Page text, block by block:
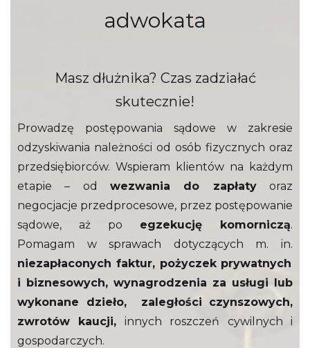
adwokata
Masz dłużnika? Czas zadziałać
skutecznie!
Prowadzę postępowania sądowe w zakresie
odzyskiwania należności od osób fizycznych oraz
przedsiębiorców. Wspieram klientów na każdym
etapie – od wezwania do zapłatyoraz
negocjacje przedprocesowe, przez postępowanie
sądowe, aż po egzekucję komorniczą.
Pomagam w sprawach dotyczących m. in.
niezapłaconych faktur, pożyczek prywatnych
i biznesowych, wynagrodzenia za usługi lub
wykonane dzieło, zaległości czynszowych,
zwrotów kaucji, innych roszczeń cywilnych i
gospodarczych.